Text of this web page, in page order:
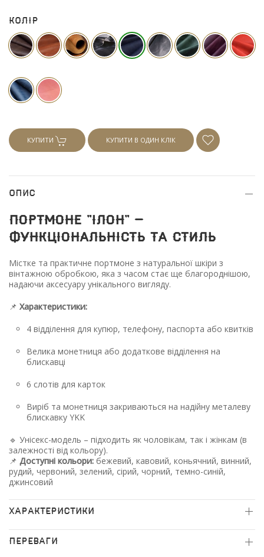
Колір
КУПИТИ КУПИТИ В ОДИН КЛІК
Опис
Портмоне "Ілон" –
функціональність та стиль
Містке та практичне портмоне з натуральної шкіри з
вінтажною обробкою, яка з часом стає ще благороднішою,
надаючи аксесуару унікального вигляду.
📌 Характеристики:
4 відділення для купюр, телефону, паспорта або квитків
Велика монетниця або додаткове відділення на
блискавці
6 слотів для карток
Виріб та монетниця закриваються на надійну металеву
блискавку YKK
🔹 Унісекс-модель – підходить як чоловікам, так і жінкам (в
залежності від кольору).
📌 Доступні кольори: бежевий, кавовий, коньячний, винний,
рудий, червоний, зелений, сірий, чорний, темно-синій,
джинсовий
ХАРАКТЕРИСТИКИ
ПЕРЕВАГИ